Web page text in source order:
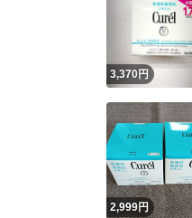
3,370 円
2,999円